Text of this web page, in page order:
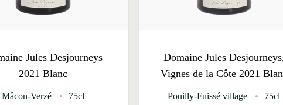
Jules Desjourneys
2021 Blanc
Mâcon-Verzé 75cl
Domaine Jules
Vignes de la Côte 2021
Pouilly-Fuissé village 75cl